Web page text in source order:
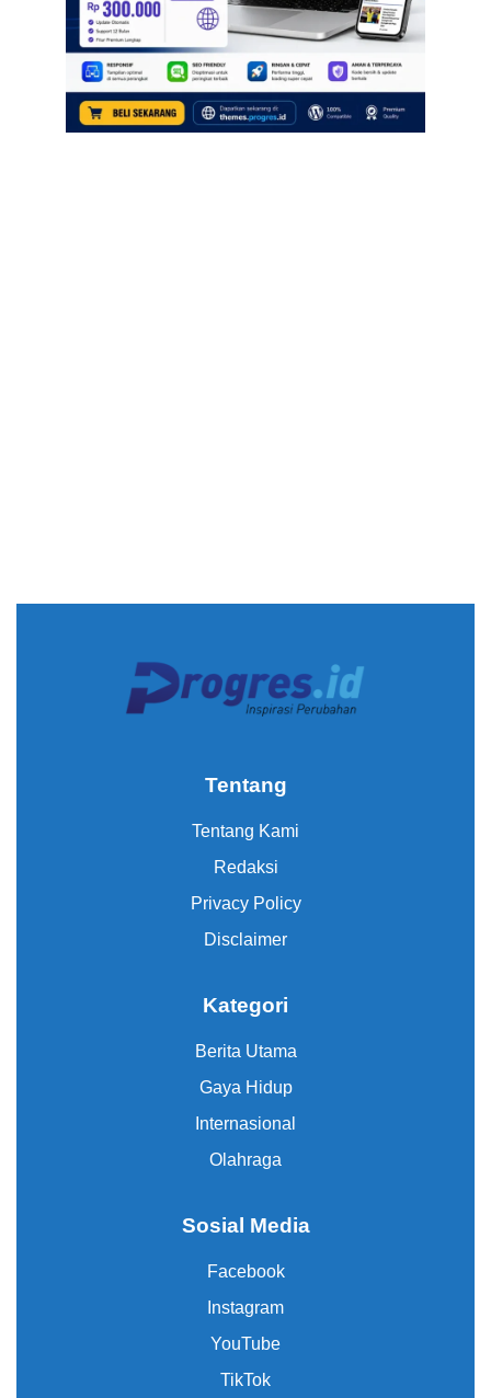
Tentang
Tentang Kami
Redaksi
Privacy Policy
Disclaimer
Kategori
Berita Utama
Gaya Hidup
Internasional
Olahraga
Sosial Media
Facebook
Instagram
YouTube
TikTok